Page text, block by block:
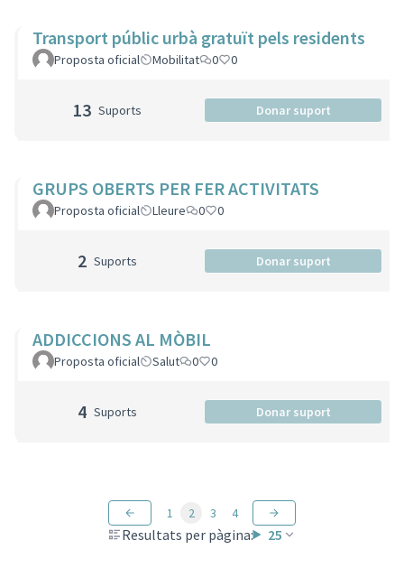
Transport públic urbà gratuït pels residents
Proposta oficial Mobilitat 0 0
13 Suports Donar suport
GRUPS OBERTS PER FER ACTIVITATS
Proposta oficial Lleure 0 0
2 Suports Donar suport
ADDICCIONS AL MÒBIL
Proposta oficial Salut 0 0
4 Suports Donar suport
Resultats per pàgina: 25
1 2 3 4